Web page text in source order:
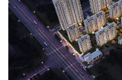
联系我们